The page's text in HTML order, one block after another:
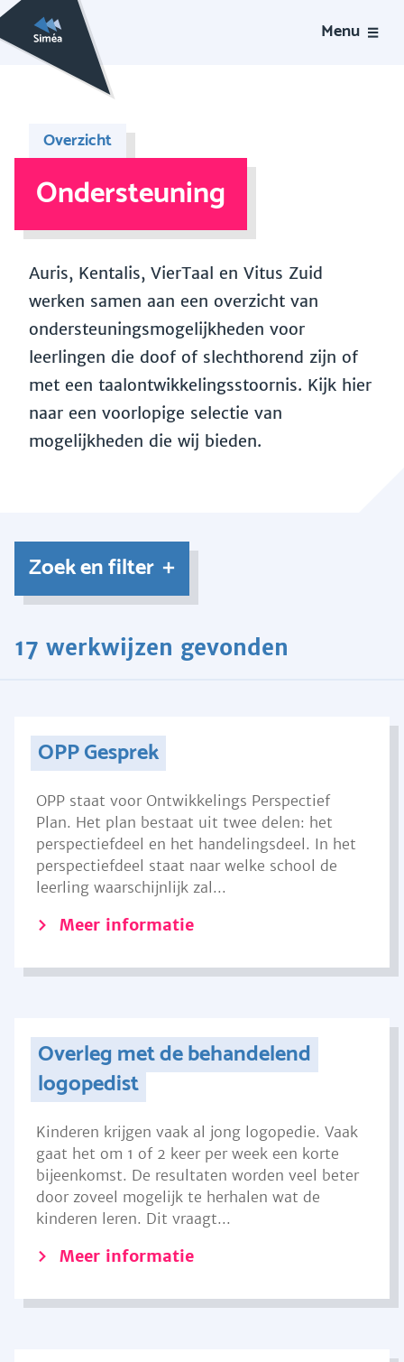
Menu
Overzicht
Ondersteuning
Auris, Kentalis, VierTaal en Vitus Zuid
werken samen aan een overzicht van
ondersteuningsmogelijkheden voor
leerlingen die doof of slechthorend zijn of
met een taalontwikkelingsstoornis. Kijk hier
naar een voorlopige selectie van
mogelijkheden die wij bieden.
Zoek en filter
17 werkwijzen gevonden
OPP Gesprek
OPP staat voor Ontwikkelings Perspectief
Plan. Het plan bestaat uit twee delen: het
perspectiefdeel en het handelingsdeel. In het
perspectiefdeel staat naar welke school de
leerling waarschijnlijk zal...
Meer informatie
Overleg met de behandelend
logopedist
Kinderen krijgen vaak al jong logopedie. Vaak
gaat het om 1 of 2 keer per week een korte
bijeenkomst. De resultaten worden veel beter
door zoveel mogelijk te herhalen wat de
kinderen leren. Dit vraagt...
Meer informatie